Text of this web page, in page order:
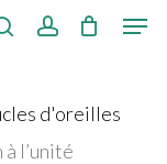
d'oreilles
l’unité